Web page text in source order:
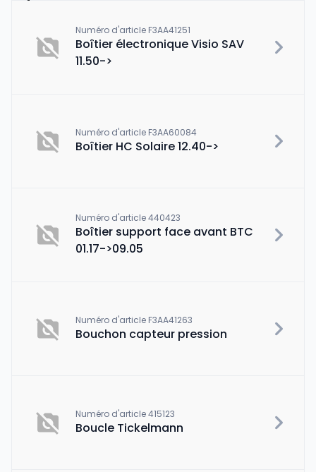
Numéro d'article F3AA41251
Boîtier électronique Visio SAV
11.50->
Numéro d'article F3AA60084
Boîtier HC Solaire 12.40->
Numéro d'article 440423
Boîtier support face avant BTC
01.17->09.05
Numéro d'article F3AA41263
Bouchon capteur pression
Numéro d'article 415123
Boucle Tickelmann